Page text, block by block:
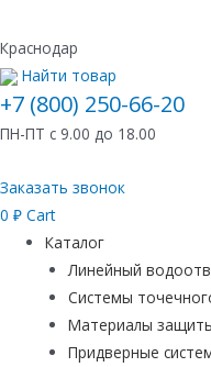
Краснодар
Найти товар
+7 (800) 250-66-20
ПН-ПТ с 9.00 до 18.00
Заказать звонок
0 ₽ Cart
Каталог
Линейный
Системы
Материалы
Придверные